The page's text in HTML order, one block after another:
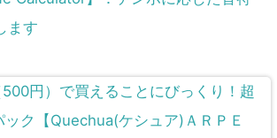
ます
円）で買えることにびっくり！超
ック【Quechua(ケシュア)ＡＲＰＥ